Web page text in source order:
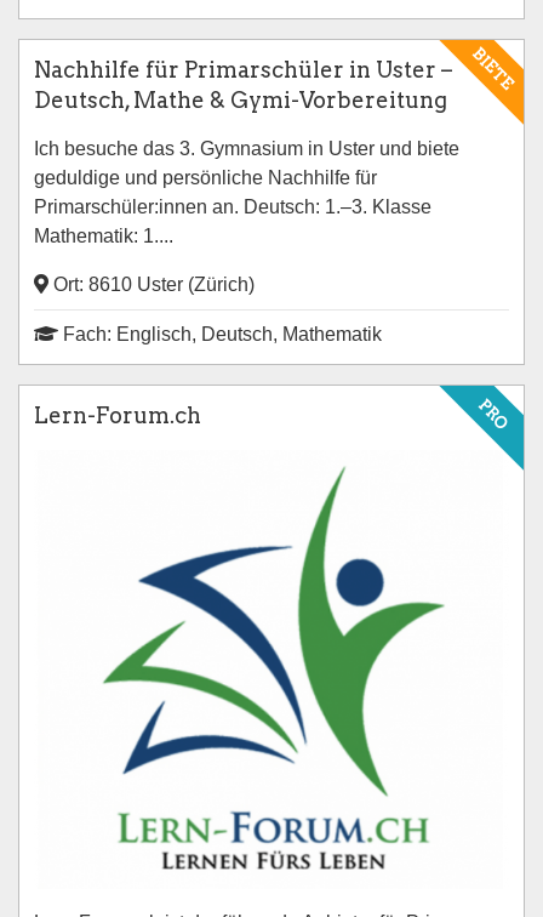
BIETE
Nachhilfe für Primarschüler in Uster –
Deutsch, Mathe & Gymi-Vorbereitung
Ich besuche das 3. Gymnasium in Uster und biete
geduldige und persönliche Nachhilfe für
Primarschüler:innen an. Deutsch: 1.–3. Klasse
Mathematik: 1....
Ort: 8610 Uster (Zürich)
Fach: Englisch, Deutsch, Mathematik
PRO
Lern-Forum.ch